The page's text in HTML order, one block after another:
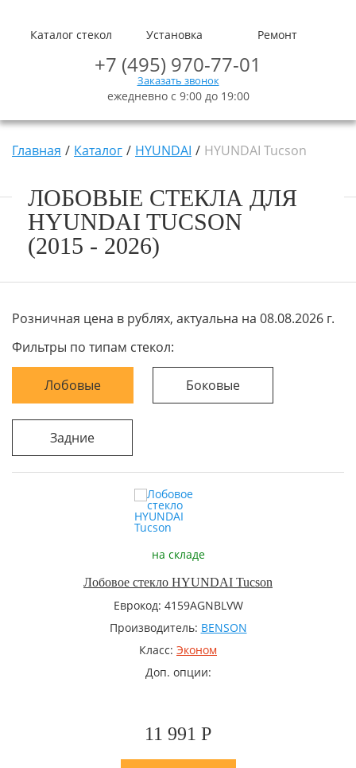
Каталог стекол Установка Ремонт
+7 (495) 970-77-01
Заказать звонок
ежедневно с 9:00 до 19:00
Главная Каталог HYUNDAI HYUNDAI Tucson
ЛОБОВЫЕ СТЕКЛА ДЛЯ
HYUNDAI TUCSON
(2015 - 2026)
Розничная цена в рублях, актуальна на 08.08.2026 г.
Фильтры по типам стекол:
Лобовые Боковые
Задние
на складе
Лобовое стекло HYUNDAI Tucson
Еврокод: 4159AGNBLVW
Производитель: BENSON
Класс: Эконом
Доп. опции:
11 991 Р